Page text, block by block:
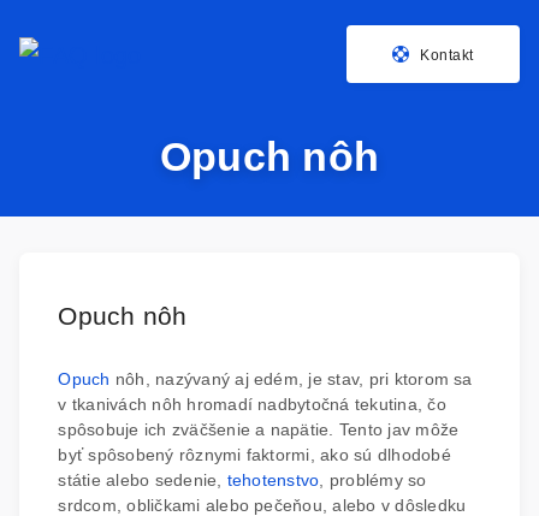
Kontakt
Opuch nôh
Opuch nôh
Opuch nôh, nazývaný aj edém, je stav, pri ktorom sa
v tkanivách nôh hromadí nadbytočná tekutina, čo
spôsobuje ich zväčšenie a napätie. Tento jav môže
byť spôsobený rôznymi faktormi, ako sú dlhodobé
státie alebo sedenie, tehotenstvo , problémy so
srdcom, obličkami alebo pečeňou, alebo v dôsledku